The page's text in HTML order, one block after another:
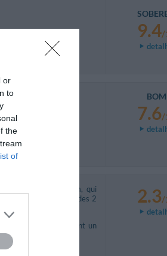
or
to
the
of
9.4/
BOM
7.6/
un réduit de 2m/4m, qui
Un lit de 1,20 au lieu des 2
peut-être..., en payant un
2.3/